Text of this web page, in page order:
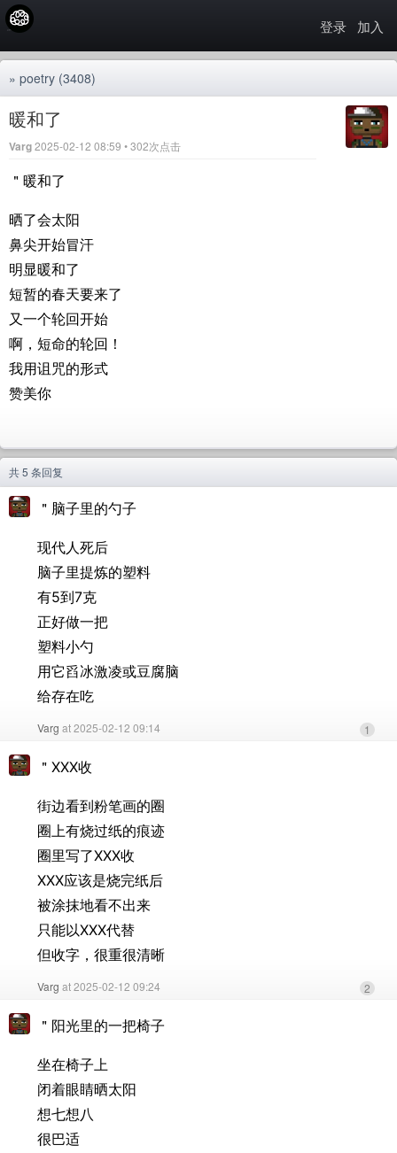
登录 加入
» poetry (3408)
暖和了
Varg2025-02-12 08:59 • 302次点击
＂暖和了
晒了会太阳
鼻尖开始冒汗
明显暖和了
短暂的春天要来了
又一个轮回开始
啊，短命的轮回！
我用诅咒的形式
赞美你
共 5 条回复
＂脑子里的勺子
现代人死后
脑子里提炼的塑料
有5到7克
正好做一把
塑料小勺
用它舀冰激凌或豆腐脑
给存在吃
Varg at 2025-02-12 09:14 1
＂XXX收
街边看到粉笔画的圈
圈上有烧过纸的痕迹
圈里写了XXX收
XXX应该是烧完纸后
被涂抹地看不出来
只能以XXX代替
但收字，很重很清晰
Varg at 2025-02-12 09:24 2
＂阳光里的一把椅子
坐在椅子上
闭着眼睛晒太阳
想七想八
很巴适